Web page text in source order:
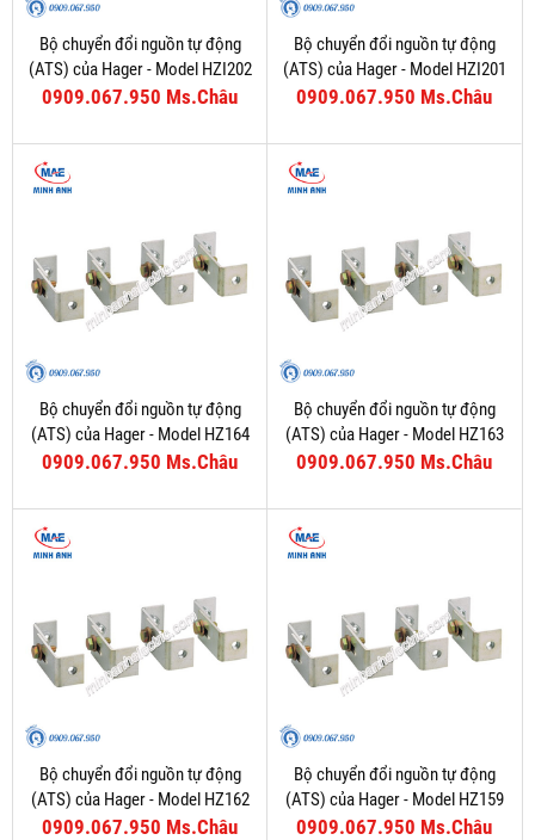
Bộ chuyển đổi nguồn tự động
(ATS) của Hager - Model HZI202
0909.067.950 Ms.Châu
Bộ chuyển đổi nguồn tự động
(ATS) của Hager - Model HZI201
0909.067.950 Ms.Châu
Bộ chuyển đổi nguồn tự động
(ATS) của Hager - Model HZ164
0909.067.950 Ms.Châu
Bộ chuyển đổi nguồn tự động
(ATS) của Hager - Model HZ163
0909.067.950 Ms.Châu
Bộ chuyển đổi nguồn tự động
(ATS) của Hager - Model HZ162
0909.067.950 Ms.Châu
Bộ chuyển đổi nguồn tự động
(ATS) của Hager - Model HZ159
0909.067.950 Ms.Châu